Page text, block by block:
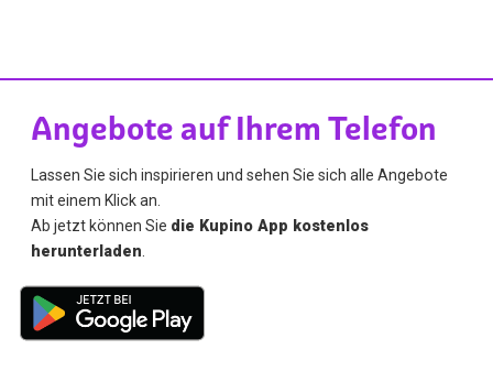
Angebote auf Ihrem Telefon
Lassen Sie sich inspirieren und sehen Sie sich alle Angebote
mit einem Klick an.
Ab jetzt können Sie die Kupino App kostenlos
herunterladen